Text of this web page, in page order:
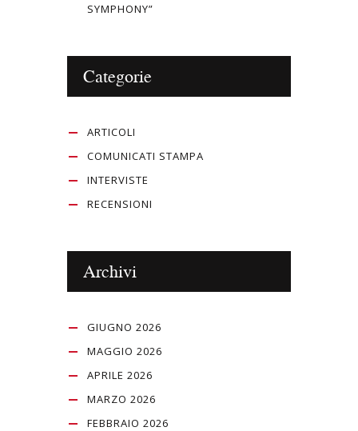
SYMPHONY”
Categorie
ARTICOLI
COMUNICATI STAMPA
INTERVISTE
RECENSIONI
Archivi
GIUGNO 2026
MAGGIO 2026
APRILE 2026
MARZO 2026
FEBBRAIO 2026